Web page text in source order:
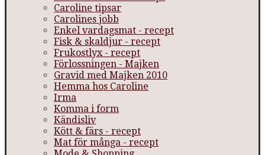
Caroline tipsar
Carolines jobb
Enkel vardagsmat - recept
Fisk & skaldjur - recept
Frukostlyx - recept
Förlossningen - Majken
Gravid med Majken 2010
Hemma hos Caroline
Irma
Komma i form
Kändisliv
Kött & färs - recept
Mat för många - recept